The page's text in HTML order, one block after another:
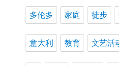
多伦多 家庭 徒步
意大利 教育 文艺活